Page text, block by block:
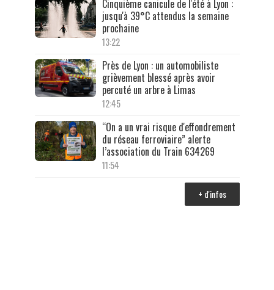
Cinquième canicule de l'été à Lyon :
jusqu'à 39°C attendus la semaine
prochaine
13:22
Près de Lyon : un automobiliste
grièvement blessé après avoir
percuté un arbre à Limas
12:45
“On a un vrai risque d'effondrement
du réseau ferroviaire” alerte
l’association du Train 634269
11:54
+ d'infos